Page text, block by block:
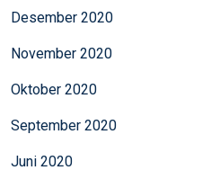
Desember 2020
November 2020
Oktober 2020
September 2020
Juni 2020